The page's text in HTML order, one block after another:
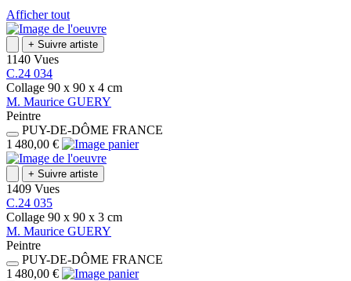
Afficher tout
+ Suivre artiste
1140 Vues
C.24 034
Collage 90 x 90 x 4 cm
M. Maurice GUERY
Peintre
PUY-DE-DÔME FRANCE
1 480,00 €
+ Suivre artiste
1409 Vues
C.24 035
Collage 90 x 90 x 3 cm
M. Maurice GUERY
Peintre
PUY-DE-DÔME FRANCE
1 480,00 €